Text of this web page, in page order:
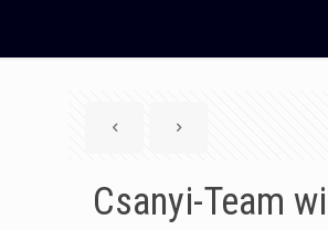
Csanyi-Team